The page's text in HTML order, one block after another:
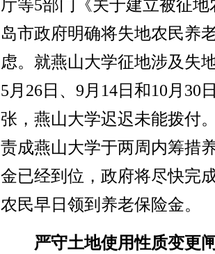
厅等5部门《关于建立被征
岛市政府明确将失地农民养
虑。就燕山大学征地涉及失
5月26日、9月14日和10月30
张，燕山大学迟迟未能拨付
责成燕山大学于两周内筹措
金已经到位，政府将尽快完
农民早日领到养老保险金。
严守土地使用性质变更